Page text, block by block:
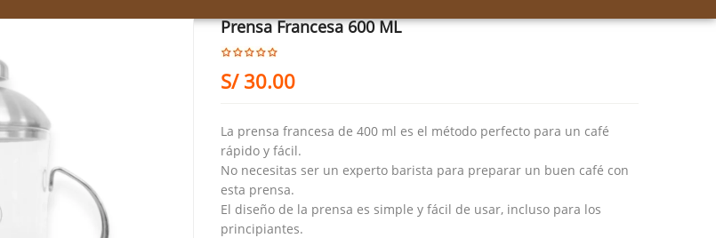
Prensa Francesa 600 ML
S/30.00
La prensa francesa de 400 ml es el método perfecto para un café
rápido y fácil.
No necesitas ser un experto barista para preparar un buen café con
esta prensa.
El diseño de la prensa es simple y fácil de usar, incluso para los
principiantes.